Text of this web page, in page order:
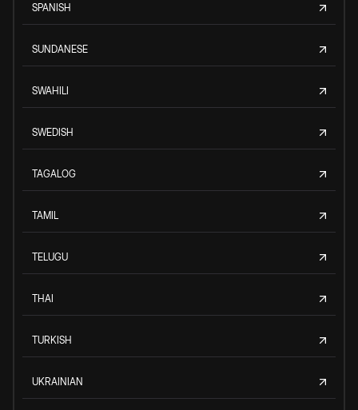
SPANISH
SUNDANESE
SWAHILI
SWEDISH
TAGALOG
TAMIL
TELUGU
THAI
TURKISH
UKRAINIAN